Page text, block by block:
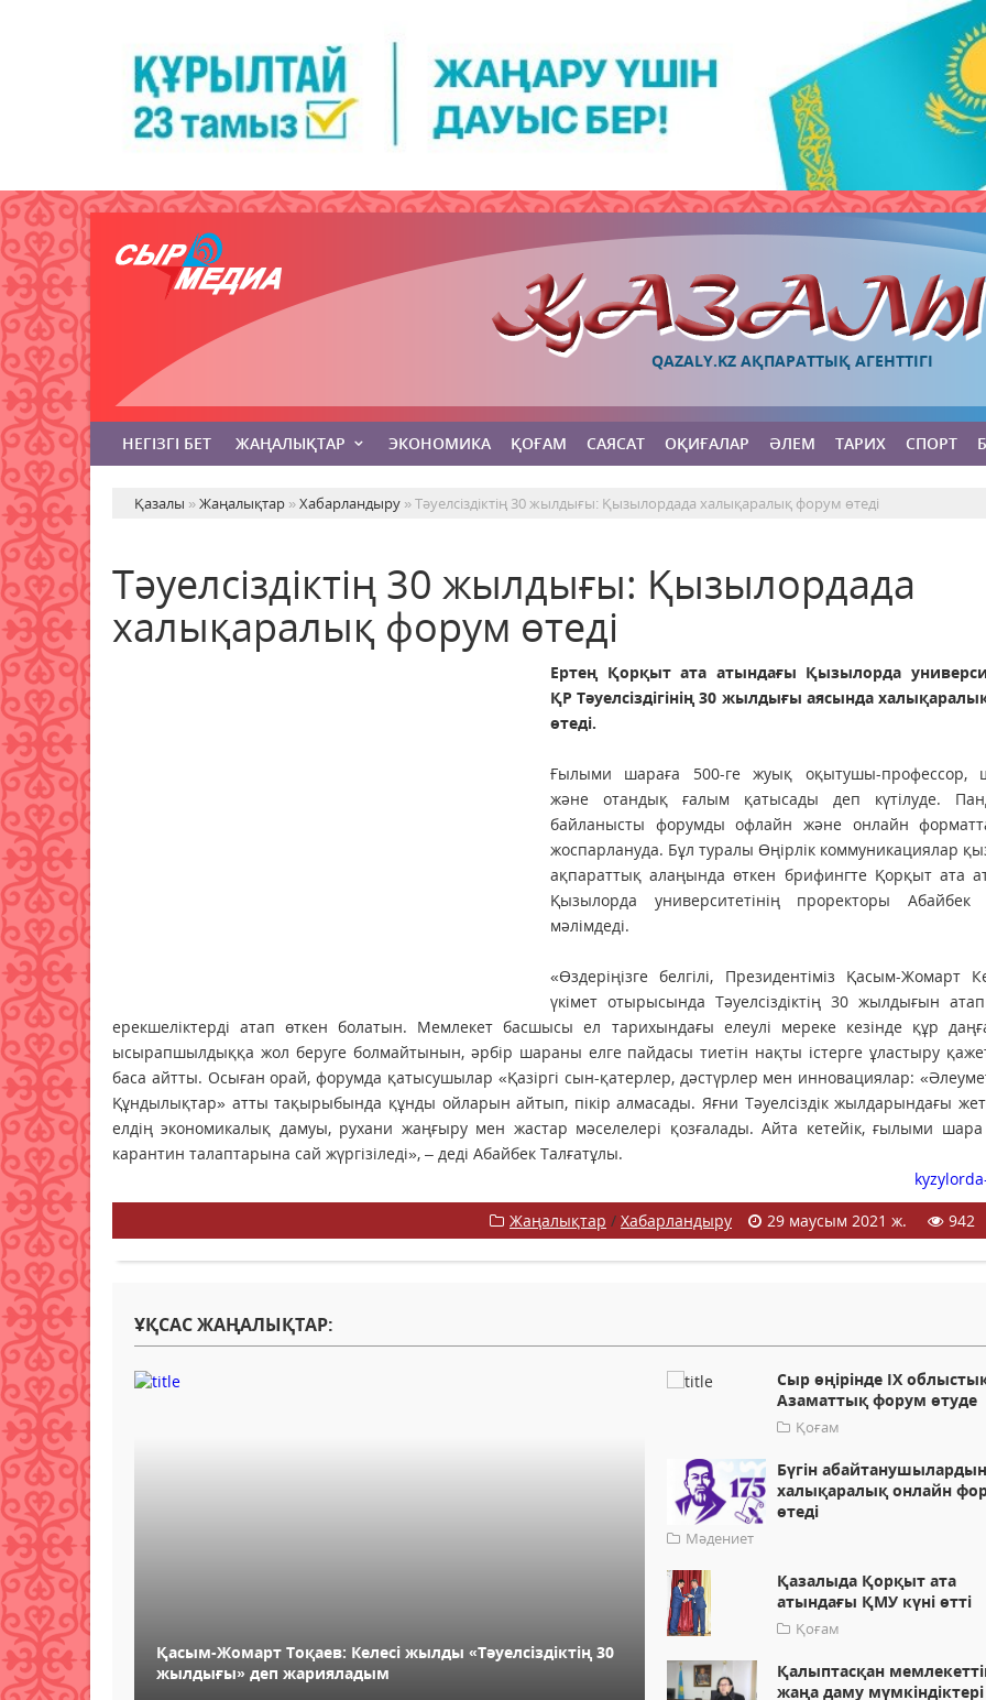
QAZALY.KZ АҚПАРАТТЫҚ АГЕНТТІГІ
НЕГІЗГІ БЕТ ЖАҢАЛЫҚТАР ЭКОНОМИКА ҚОҒАМ САЯСАТ ОҚИҒАЛАР ӘЛЕМ ТАРИХ СПОРТ
Қазалы »Жаңалықтар »Хабарландыру » Тәуелсіздіктің 30 жылдығы: Қызылордада халықаралық форум өтеді
Тәуелсіздіктің 30 жылдығы: Қызылордада
халықаралық форум өтеді
Ертең Қорқыт ата атындағы Қызылорда
ҚР Тәуелсіздігінің 30 жылдығы аясында
өтеді.
Ғылыми шараға 500-ге жуық оқытушы-профессор,
және отандық ғалым қатысады деп күтілуде.
байланысты форумды офлайн және онлайн
жоспарлануда. Бұл туралы Өңірлік коммуникациялар
ақпараттық алаңында өткен брифингте Қорқыт ата
Қызылорда университетінің проректоры Абайбек
мәлімдеді.
«Өздеріңізге белгілі, Президентіміз Қасым-Жомарт
үкімет отырысында Тәуелсіздіктің 30 жылдығын атап
ерекшеліктерді атап өткен болатын. Мемлекет басшысы ел тарихындағы елеулі мереке кезінде құр
ысырапшылдыққа жол беруге болмайтынын, әрбір шараны елге пайдасы тиетін нақты істерге ұластыру
баса айтты. Осыған орай, форумда қатысушылар «Қазіргі сын-қатерлер, дәстүрлер мен инновациялар:
Құндылықтар» атты тақырыбында құнды ойларын айтып, пікір алмасады. Яғни Тәуелсіздік жылдарындағы
елдің экономикалық дамуы, рухани жаңғыру мен жастар мәселелері қозғалады. Айта кетейік, ғылыми
карантин талаптарына сай жүргізіледі», – деді Абайбек Талғатұлы.
Жаңалықтар / Хабарландыру 29 маусым 2021 ж. 942
ҰҚСАС ЖАҢАЛЫҚТАР:
Қасым-Жомарт Тоқаев: Келесі жылды «Тәуелсіздіктің 30
жылдығы» деп жарияладым
Сыр өңірінде IX
Азаматтық форум өтуде
Қоғам
Бүгін
халықаралық онлайн
өтеді
Мәдениет
Қазалыда Қорқыт ата
атындағы ҚМУ күні өтті
Қоғам
Қалыптасқан
жаңа даму мүмкіндіктері